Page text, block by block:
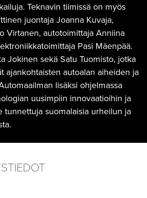
Teknavin tiimissä on myös
juontaja Joanna Kuvaja,
Virtanen, autotoimittaja Anniina
Pasi Mäenpää.
Jokinen sekä Satu Tuomisto, jotka
ajankohtaisten autoalan aiheiden ja
lisäksi ohjelmassa
uusimpiin innovaatioihin ja
tunnettuja suomalaisia urheilun ja